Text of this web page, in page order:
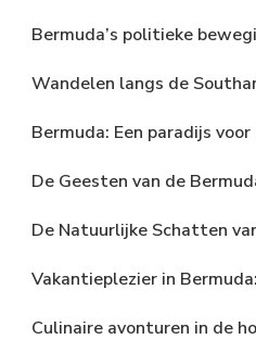
Bermuda’s politieke
Wandelen langs de
Bermuda: Een paradijs
De Geesten van de
De Natuurlijke Schatten
Vakantieplezier in
Culinaire avonturen in de